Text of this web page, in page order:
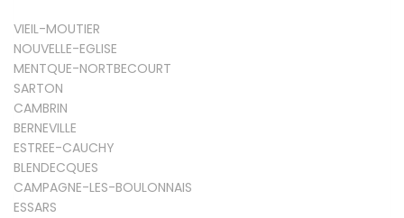
VIEIL-MOUTIER
NOUVELLE-EGLISE
MENTQUE-NORTBECOURT
SARTON
CAMBRIN
BERNEVILLE
ESTREE-CAUCHY
BLENDECQUES
CAMPAGNE-LES-BOULONNAIS
ESSARS